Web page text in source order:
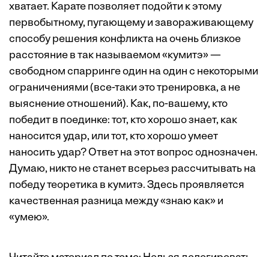
хватает. Карате позволяет подойти к этому
первобытному, пугающему и завораживающему
способу решения конфликта на очень близкое
расстояние в так называемом «кумитэ» —
свободном спарринге один на один с некоторыми
ограничениями (все-таки это тренировка, а не
выяснение отношений). Как, по-вашему, кто
победит в поединке: тот, кто хорошо знает, как
наносится удар, или тот, кто хорошо умеет
наносить удар? Ответ на этот вопрос однозначен.
Думаю, никто не станет всерьез рассчитывать на
победу теоретика в кумитэ. Здесь проявляется
качественная разница между «знаю как» и
«умею».